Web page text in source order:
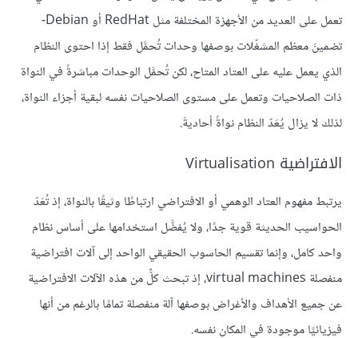
تعمل على العديد من الأجهزة المختلفة مثل RedHat أو Debian-
تضمينَ معظم المشغّلات بوصفها وحدات تُحمَّل فقط إذا احتوى النظام
الذي يعمل عليه على العتاد المتاح، لكن تُحمَّل الوحدات مباشرةً في النواة
ذات الصلاحيات وتعمل على مستوى الصلاحيات نفسه لبقية أجزاء النواة،
لذلك لا يزال يُعَدّ النظام نواةً أحاديةَ.
الافتراضية Virtualisation
يرتبط مفهوم العتاد الوهمي أو الافتراضي ارتباطًا وثيقًا بالنواة، إذ تُعَدّ
الحواسيب الحديثة قوية جدًا، ولا يُفضَّل استخدامها على أساس نظام
واحد كامل، وإنما تقسيم الحاسوب الحقيقي الواحد إلى آلات افتراضية
منفصلة virtual machines، إذ تبحث كلٌّ من هذه الآلات الافتراضية
عن جميع الأهداف والأغراض بوصفها آلة منفصلة تمامًا بالرغم من أنها
فيزيائيًا موجودة في المكان نفسه.